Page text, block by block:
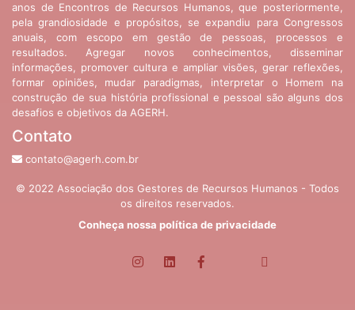
anos de Encontros de Recursos Humanos, que posteriormente,
pela grandiosidade e propósitos, se expandiu para Congressos
anuais, com escopo em gestão de pessoas, processos e
resultados. Agregar novos conhecimentos, disseminar
informações, promover cultura e ampliar visões, gerar reflexões,
formar opiniões, mudar paradigmas, interpretar o Homem na
construção de sua história profissional e pessoal são alguns dos
desafios e objetivos da AGERH.
Contato
contato@agerh.com.br
© 2022 Associação dos Gestores de Recursos Humanos - Todos
os direitos reservados.
Conheça nossa política de privacidade